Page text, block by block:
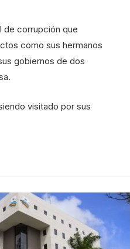
de corrupción que
como sus hermanos
gobiernos de dos
visitado por sus